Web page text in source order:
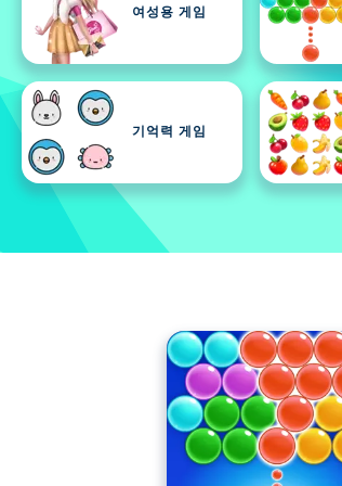
여성용 게임
기억력 게임